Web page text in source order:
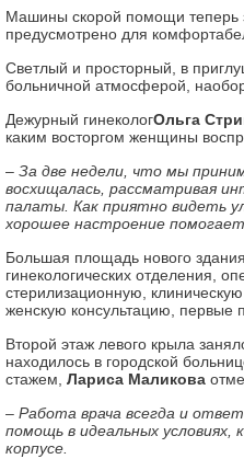
Машины скорой помощи теперь
предусмотрено для
Светлый и просторный, в
больничной атмосферой,
Дежурный гинекологОльга
каким восторгом женщины
– За две недели, что мы
восхищалась, рассматривая
палаты. Как приятно видеть
хорошее настроение
Большая площадь нового
гинекологических отделения,
стерилизационную,
женскую консультацию, первые
Второй этаж левого крыла
находилось в городской
стажем, Лариса Маликова
– Работа врача всегда и
помощь в идеальных условиях,
корпусе.